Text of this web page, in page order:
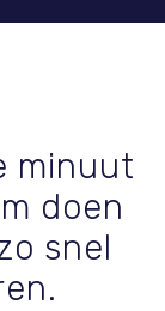
minuut
doen
snel